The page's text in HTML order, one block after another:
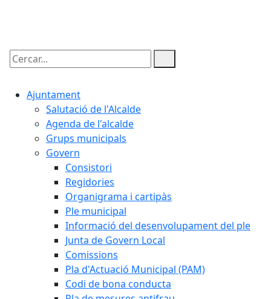
Cercar:
Ajuntament
Salutació de l'Alcalde
Agenda de l'alcalde
Grups municipals
Govern
Consistori
Regidories
Organigrama i cartipàs
Ple municipal
Informació del desenvolupament del ple
Junta de Govern Local
Comissions
Pla d'Actuació Municipal (PAM)
Codi de bona conducta